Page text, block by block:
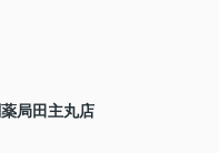
局田主丸店